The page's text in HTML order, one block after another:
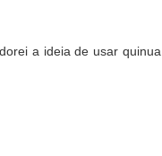
a ideia de usar quinua